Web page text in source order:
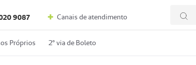
9087 Canais de atendimento
Próprios 2º via de Boleto